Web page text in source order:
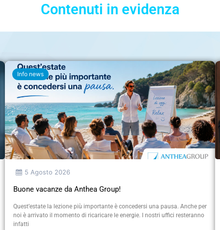
Contenuti in evidenza
Info news
5 Agosto 2026
Buone vacanze da Anthea Group!
Quest’estate la lezione più importante è concedersi una pausa. Anche per
noi è arrivato il momento di ricaricare le energie. I nostri uffici resteranno
infatti